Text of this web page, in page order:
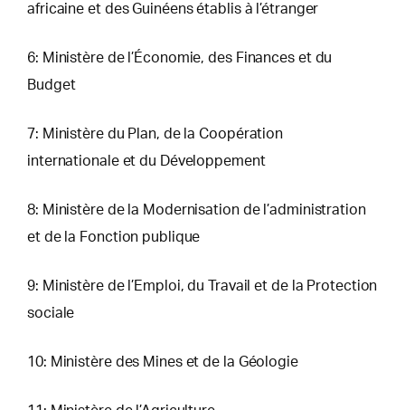
africaine et des Guinéens établis à l’étranger
6: Ministère de l’Économie, des Finances et du
Budget
7: Ministère du Plan, de la Coopération
internationale et du Développement
8: Ministère de la Modernisation de l’administration
et de la Fonction publique
9: Ministère de l’Emploi, du Travail et de la Protection
sociale
10: Ministère des Mines et de la Géologie